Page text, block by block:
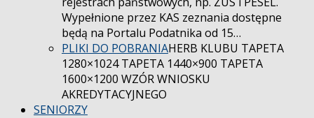
Wypełnione przez KAS zeznania dostępne
będą na Portalu Podatnika od 15…
PLIKI DO POBRANIAHERB KLUBU TAPETA
1280×1024 TAPETA 1440×900 TAPETA
1600×1200 WZÓR WNIOSKU
AKREDYTACYJNEGO
SENIORZY